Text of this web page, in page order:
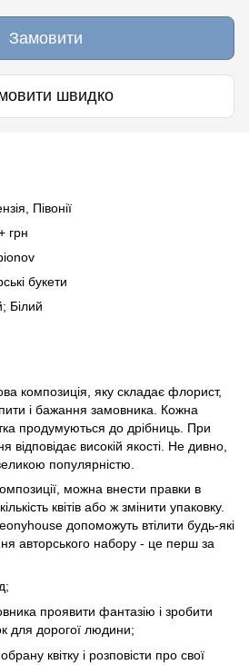
Замовити
швидко
Півонії
грн
букети
Білий
композиція, яку складає флорист,
і бажання замовника. Кожна
продумуються до дрібниць. При
високій якості. Не дивно,
популярністю.
можна внести правки в
квітів або ж змінити упаковку.
допоможуть втілити будь-які
авторського набору - це перш за
проявити фантазію і зробити
для дорогої людини;
квітку і розповісти про свої